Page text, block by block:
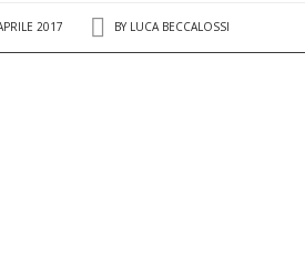
2017 BY LUCA BECCALOSSI